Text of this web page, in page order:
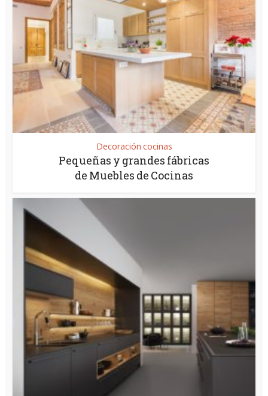
Decoración cocinas
Pequeñas y grandes fábricas
de Muebles de Cocinas